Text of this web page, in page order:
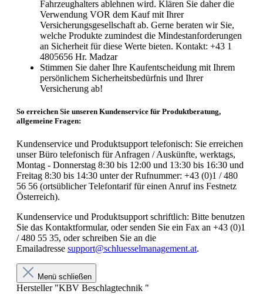
Fahrzeughalters ablehnen wird. Klären Sie daher die
Verwendung VOR dem Kauf mit Ihrer
Versicherungsgesellschaft ab. Gerne beraten wir Sie,
welche Produkte zumindest die Mindestanforderungen
an Sicherheit für diese Werte bieten. Kontakt: +43 1
4805656 Hr. Madzar
Stimmen Sie daher Ihre Kaufentscheidung mit Ihrem
persönlichem Sicherheitsbedürfnis und Ihrer
Versicherung ab!
So erreichen Sie unseren Kundenservice für Produktberatung,
allgemeine Fragen:
Kundenservice und Produktsupport telefonisch: Sie erreichen
unser Büro telefonisch für Anfragen / Auskünfte, werktags,
Montag - Donnerstag 8:30 bis 12:00 und 13:30 bis 16:30 und
Freitag 8:30 bis 14:30 unter der Rufnummer: +43 (0)1 / 480
56 56 (ortsüblicher Telefontarif für einen Anruf ins Festnetz
Österreich).
Kundenservice und Produktsupport schriftlich: Bitte benutzen
Sie das Kontaktformular, oder senden Sie ein Fax an +43 (0)1
/ 480 55 35, oder schreiben Sie an die
Emailadresse support@schluesselmanagement.at.
Menü schließen
Hersteller "KBV Beschlagtechnik "